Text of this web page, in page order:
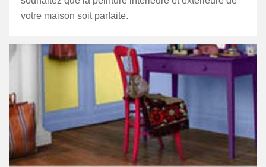
votre maison soit parfaite.